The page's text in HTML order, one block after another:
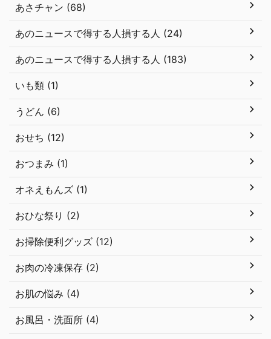
あさチャン (68)
あのニュースで得する人損する人 (24)
あのニュースで得する人損する人 (183)
いも類 (1)
うどん (6)
おせち (12)
おつまみ (1)
オネえもんズ (1)
おひな祭り (2)
お掃除便利グッズ (12)
お肉の冷凍保存 (2)
お肌の悩み (4)
お風呂・洗面所 (4)